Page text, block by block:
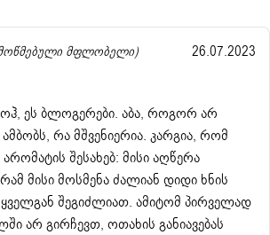
მფლობელი) 26.07.2023
ოჰ, ეს ბლოგერები. აბა, როგორ არ
რა მშვენიერია. კარგია, რომ
შესახებ: მისი აღწერა
მისი მოსმენა ძალიან დიდი ხნის
შეგიძლიათ. ამიტომ პირველად
არ გირჩევთ, ოთახის განიავებას